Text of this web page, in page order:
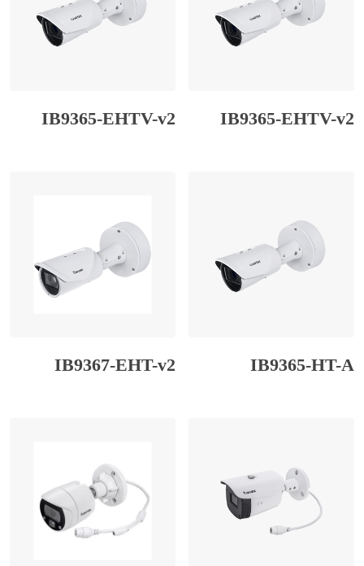
IB9365-EHTV-v2
IB9365-EHTV-v2
IB9365-HT-A
IB9367-EHT-v2